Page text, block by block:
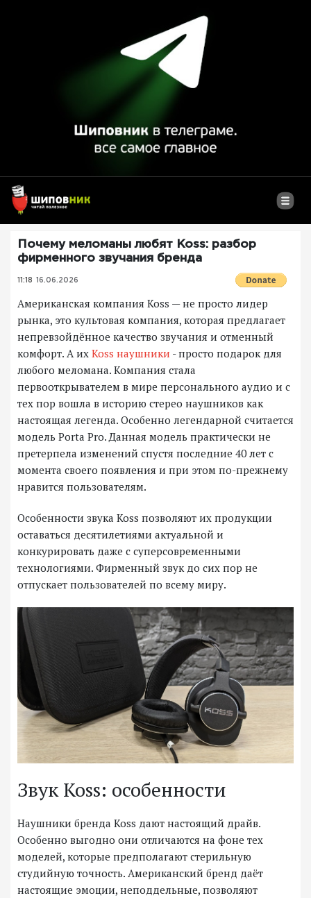
Почему меломаны любят Koss: разбор
фирменного звучания бренда
11:18 16.06.2026
Американская компания Koss — не просто лидер
рынка, это культовая компания, которая предлагает
непревзойдённое качество звучания и отменный
комфорт. А их Koss наушники - просто подарок для
любого меломана. Компания стала
первооткрывателем в мире персонального аудио и с
тех пор вошла в историю стерео наушников как
настоящая легенда. Особенно легендарной считается
модель Porta Pro. Данная модель практически не
претерпела изменений спустя последние 40 лет с
момента своего появления и при этом по-прежнему
нравится пользователям.
Особенности звука Koss позволяют их продукции
оставаться десятилетиями актуальной и
конкурировать даже с суперсовременными
технологиями. Фирменный звук до сих пор не
отпускает пользователей по всему миру.
Звук Koss: особенности
Наушники бренда Koss дают настоящий драйв.
Особенно выгодно они отличаются на фоне тех
моделей, которые предполагают стерильную
студийную точность. Американский бренд даёт
настоящие эмоции, неподдельные, позволяют